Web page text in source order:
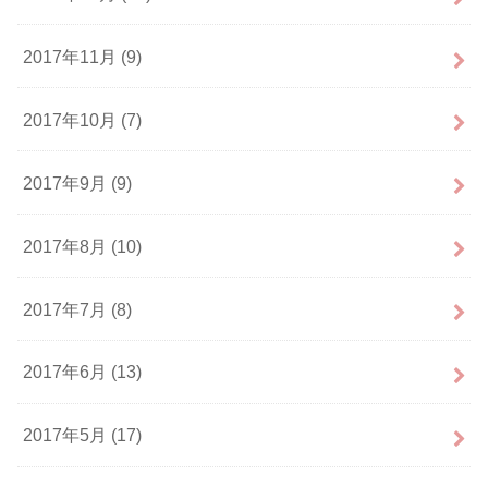
2017年11月 (9)
2017年10月 (7)
2017年9月 (9)
2017年8月 (10)
2017年7月 (8)
2017年6月 (13)
2017年5月 (17)